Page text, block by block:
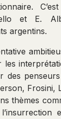
et E.
argentins.
les
des
Frosini,
thèmes